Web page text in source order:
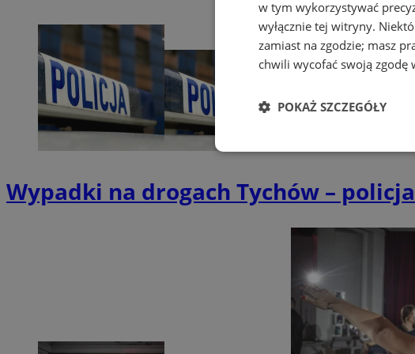
Wypadki na drogach Tychów –
w tym wykorzystywać
wyłącznie tej witryny.
zamiast na zgodzie; masz
chwili wycofać swoją zgodę
POKAŻ SZCZEGÓŁY
Niezbędne
Niezbędne pliki cookie
zarządzanie kontem. Bez